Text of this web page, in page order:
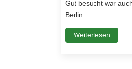
Gut besucht war
Berlin.
Weiterlesen